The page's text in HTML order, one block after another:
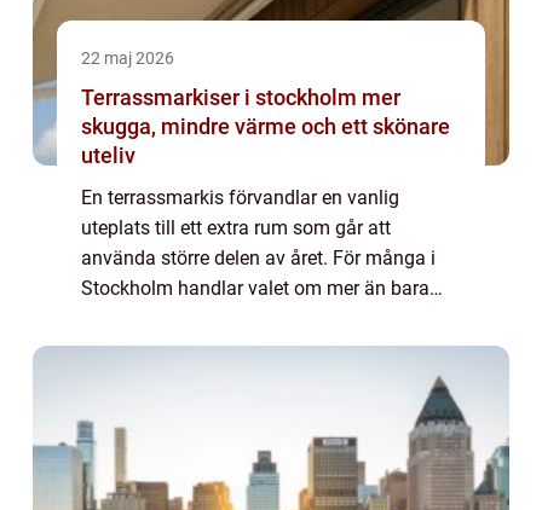
22 maj 2026
Terrassmarkiser i stockholm mer
skugga, mindre värme och ett skönare
uteliv
En terrassmarkis förvandlar en vanlig
uteplats till ett extra rum som går att
använda större delen av året. För många i
Stockholm handlar valet om mer än bara
inomhustemperatur, skydd för möbler och